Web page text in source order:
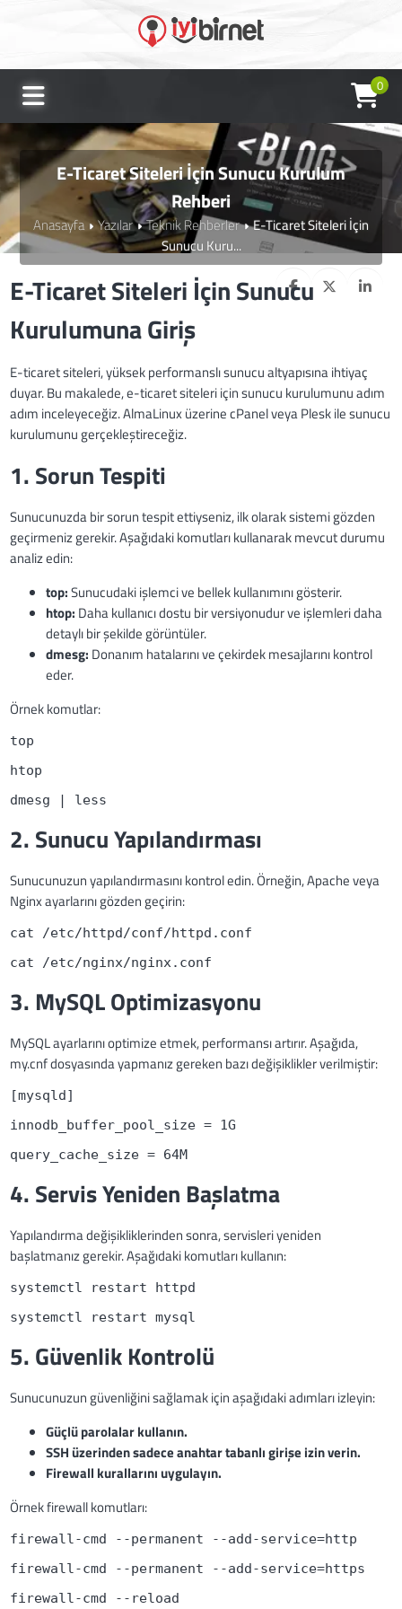
0
E-Ticaret Siteleri İçin Sunucu Kurulum
Rehberi
Anasayfa Yazılar Teknik Rehberler
E-Ticaret Siteleri İçin
Sunucu Kuru...
E-Ticaret Siteleri İçin Sunucu
Kurulumuna Giriş
E-ticaret siteleri, yüksek performanslı sunucu altyapısına ihtiyaç
duyar. Bu makalede, e-ticaret siteleri için sunucu kurulumunu adım
adım inceleyeceğiz. AlmaLinux üzerine cPanel veya Plesk ile sunucu
kurulumunu gerçekleştireceğiz.
1. Sorun Tespiti
Sunucunuzda bir sorun tespit ettiyseniz, ilk olarak sistemi gözden
geçirmeniz gerekir. Aşağıdaki komutları kullanarak mevcut durumu
analiz edin:
top:Sunucudaki işlemci ve bellek kullanımını gösterir.
htop: Daha kullanıcı dostu bir versiyonudur ve işlemleri daha
detaylı bir şekilde görüntüler.
dmesg: Donanım hatalarını ve çekirdek mesajlarını kontrol
eder.
Örnek komutlar:
top
htop
dmesg | less
2. Sunucu Yapılandırması
Sunucunuzun yapılandırmasını kontrol edin. Örneğin, Apache veya
Nginx ayarlarını gözden geçirin:
cat /etc/httpd/conf/httpd.conf
cat /etc/nginx/nginx.conf
3. MySQL Optimizasyonu
MySQL ayarlarını optimize etmek, performansı artırır. Aşağıda,
my.cnf dosyasında yapmanız gereken bazı değişiklikler verilmiştir:
[mysqld]
innodb_buffer_pool_size = 1G
query_cache_size = 64M
4. Servis Yeniden Başlatma
Yapılandırma değişikliklerinden sonra, servisleri yeniden
başlatmanız gerekir. Aşağıdaki komutları kullanın:
systemctl restart httpd
systemctl restart mysql
5. Güvenlik Kontrolü
Sunucunuzun güvenliğini sağlamak için aşağıdaki adımları izleyin:
Güçlü parolalar kullanın.
SSH üzerinden sadece anahtar tabanlı girişe izin verin.
Firewall kurallarını uygulayın.
Örnek firewall komutları:
firewall-cmd --permanent --add-service=http
firewall-cmd --permanent --add-service=https
firewall-cmd --reload